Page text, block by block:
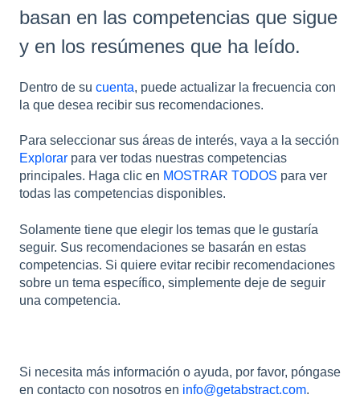
basan en las competencias que sigue
y en los resúmenes que ha leído.
Dentro de su cuenta, puede actualizar la frecuencia con
la que desea recibir sus recomendaciones.
Para seleccionar sus áreas de interés, vaya a la sección
Explorar para ver todas nuestras competencias
principales. Haga clic en MOSTRAR TODOS para ver
todas las competencias disponibles.
Solamente tiene que elegir los temas que le gustaría
seguir. Sus recomendaciones se basarán en estas
competencias. Si quiere evitar recibir recomendaciones
sobre un tema específico, simplemente deje de seguir
una competencia.
Si necesita más información o ayuda, por favor, póngase
en contacto con nosotros en info@getabstract.com.